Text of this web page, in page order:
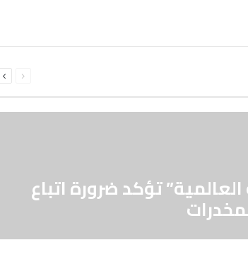
الصفحةالصفحة
تؤكد ضرورة اتباع